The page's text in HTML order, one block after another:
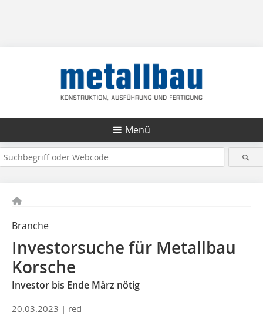
Menü
Branche
Investorsuche für Metallbau
Korsche
Investor bis Ende März nötig
20.03.2023 | red